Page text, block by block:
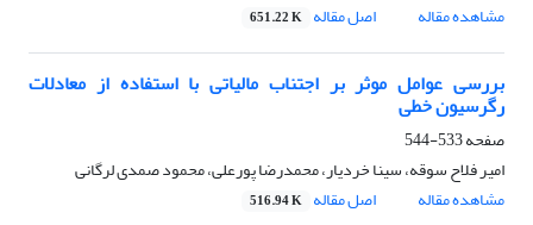
مشاهده مقاله
اصل مقاله 651.22 K
بررسی عوامل موثر بر اجتناب مالیاتی با استفاده از معادلات
رگرسیون خطی
صفحه533-544
امیر فلاح سوقه، سینا خردیار، محمدرضا پورعلی، محمود صمدی لرگانی
مشاهده مقاله
اصل مقاله 516.94 K